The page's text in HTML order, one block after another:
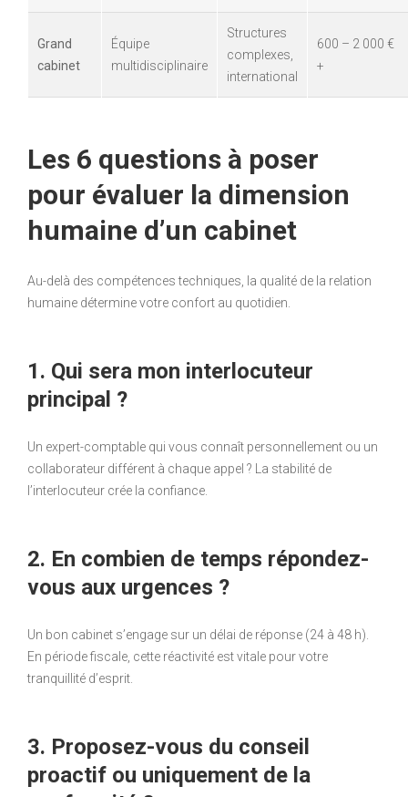
Grand
cabinet
Équipe
multidisciplinaire
Structures
complexes,
international
600 – 2 000 €
+
Les 6 questions à poser
pour évaluer la dimension
humaine d’un cabinet
Au-delà des compétences techniques, la qualité de la relation
humaine détermine votre confort au quotidien.
1. Qui sera mon interlocuteur
principal ?
Un expert-comptable qui vous connaît personnellement ou un
collaborateur différent à chaque appel ? La stabilité de
l’interlocuteur crée la confiance.
2. En combien de temps répondez-
vous aux urgences ?
Un bon cabinet s’engage sur un délai de réponse (24 à 48 h).
En période fiscale, cette réactivité est vitale pour votre
tranquillité d’esprit.
3. Proposez-vous du conseil
proactif ou uniquement de la